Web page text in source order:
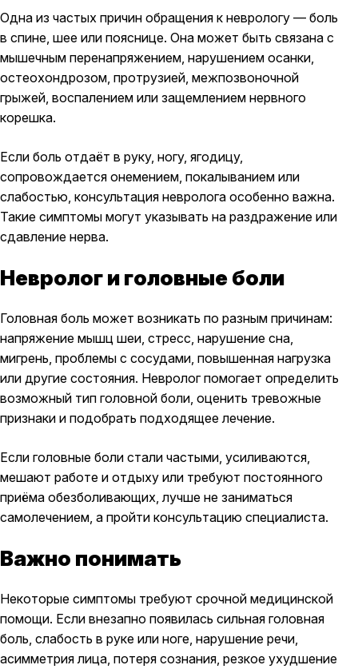
Одна из частых причин обращения к неврологу — боль
в спине, шее или пояснице. Она может быть связана с
мышечным перенапряжением, нарушением осанки,
остеохондрозом, протрузией, межпозвоночной
грыжей, воспалением или защемлением нервного
корешка.
Если боль отдаёт в руку, ногу, ягодицу,
сопровождается онемением, покалыванием или
слабостью, консультация невролога особенно важна.
Такие симптомы могут указывать на раздражение или
сдавление нерва.
Невролог и головные боли
Головная боль может возникать по разным причинам:
напряжение мышц шеи, стресс, нарушение сна,
мигрень, проблемы с сосудами, повышенная нагрузка
или другие состояния. Невролог помогает определить
возможный тип головной боли, оценить тревожные
признаки и подобрать подходящее лечение.
Если головные боли стали частыми, усиливаются,
мешают работе и отдыху или требуют постоянного
приёма обезболивающих, лучше не заниматься
самолечением, а пройти консультацию специалиста.
Важно понимать
Некоторые симптомы требуют срочной медицинской
помощи. Если внезапно появилась сильная головная
боль, слабость в руке или ноге, нарушение речи,
асимметрия лица, потеря сознания, резкое ухудшение